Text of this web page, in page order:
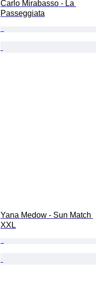
Carlo Mirabasso - La
Passeggiata
Yana Medow - Sun Match
XXL